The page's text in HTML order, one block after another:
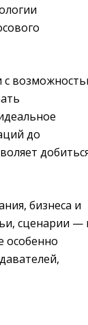
с
до
бизнеса и
сценарии —
особенно